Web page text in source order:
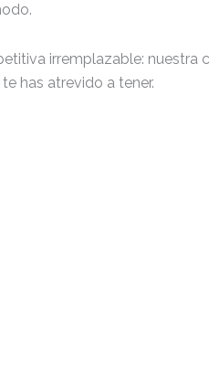
irremplazable: nuestra
has atrevido a tener.